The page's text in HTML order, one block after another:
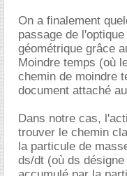
On a finalement
passage de
géométrique grâce
Moindre temps (où
chemin de moindre
document attaché
Dans notre cas,
trouver le chemin
la particule de
ds/dt (où ds